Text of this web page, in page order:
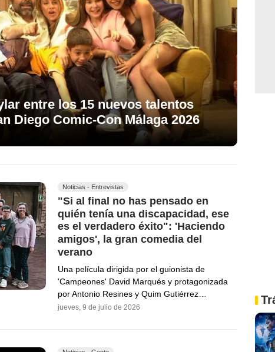
entre los 15 nuevos talentos
Diego Comic-Con Málaga 2026
Noticias - Entrevistas
"Si al final no has pensado en
quién tenía una discapacidad, ese
es el verdadero éxito": 'Haciendo
amigos', la gran comedia del
verano
Una película dirigida por el guionista de
'Campeones' David Marqués y protagonizada
por Antonio Resines y Quim Gutiérrez…
jueves, 9 de julio de 2026